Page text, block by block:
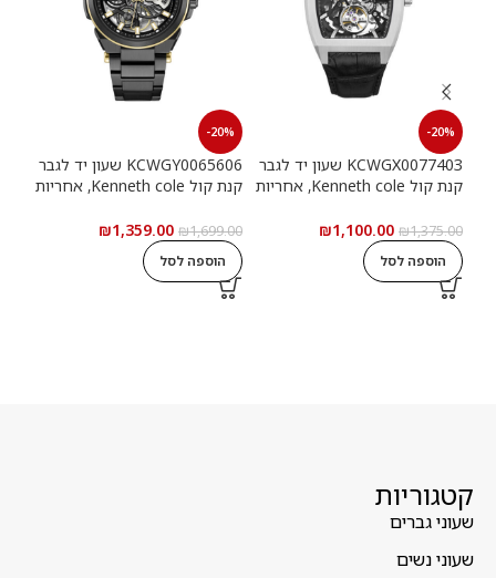
-20%
KCWGX0077403 שעון יד לגבר
קנת קול Kenneth cole, אחריות
₪1,375.00
₪1,100.00
הוספה לסל
-20%
KCWGY0065606 שעון יד לגבר
קנת קול Kenneth cole, אחריות
₪1,699.00
₪1,359.00
הוספה לסל
קטגוריות
שעוני גברים
שעוני נשים